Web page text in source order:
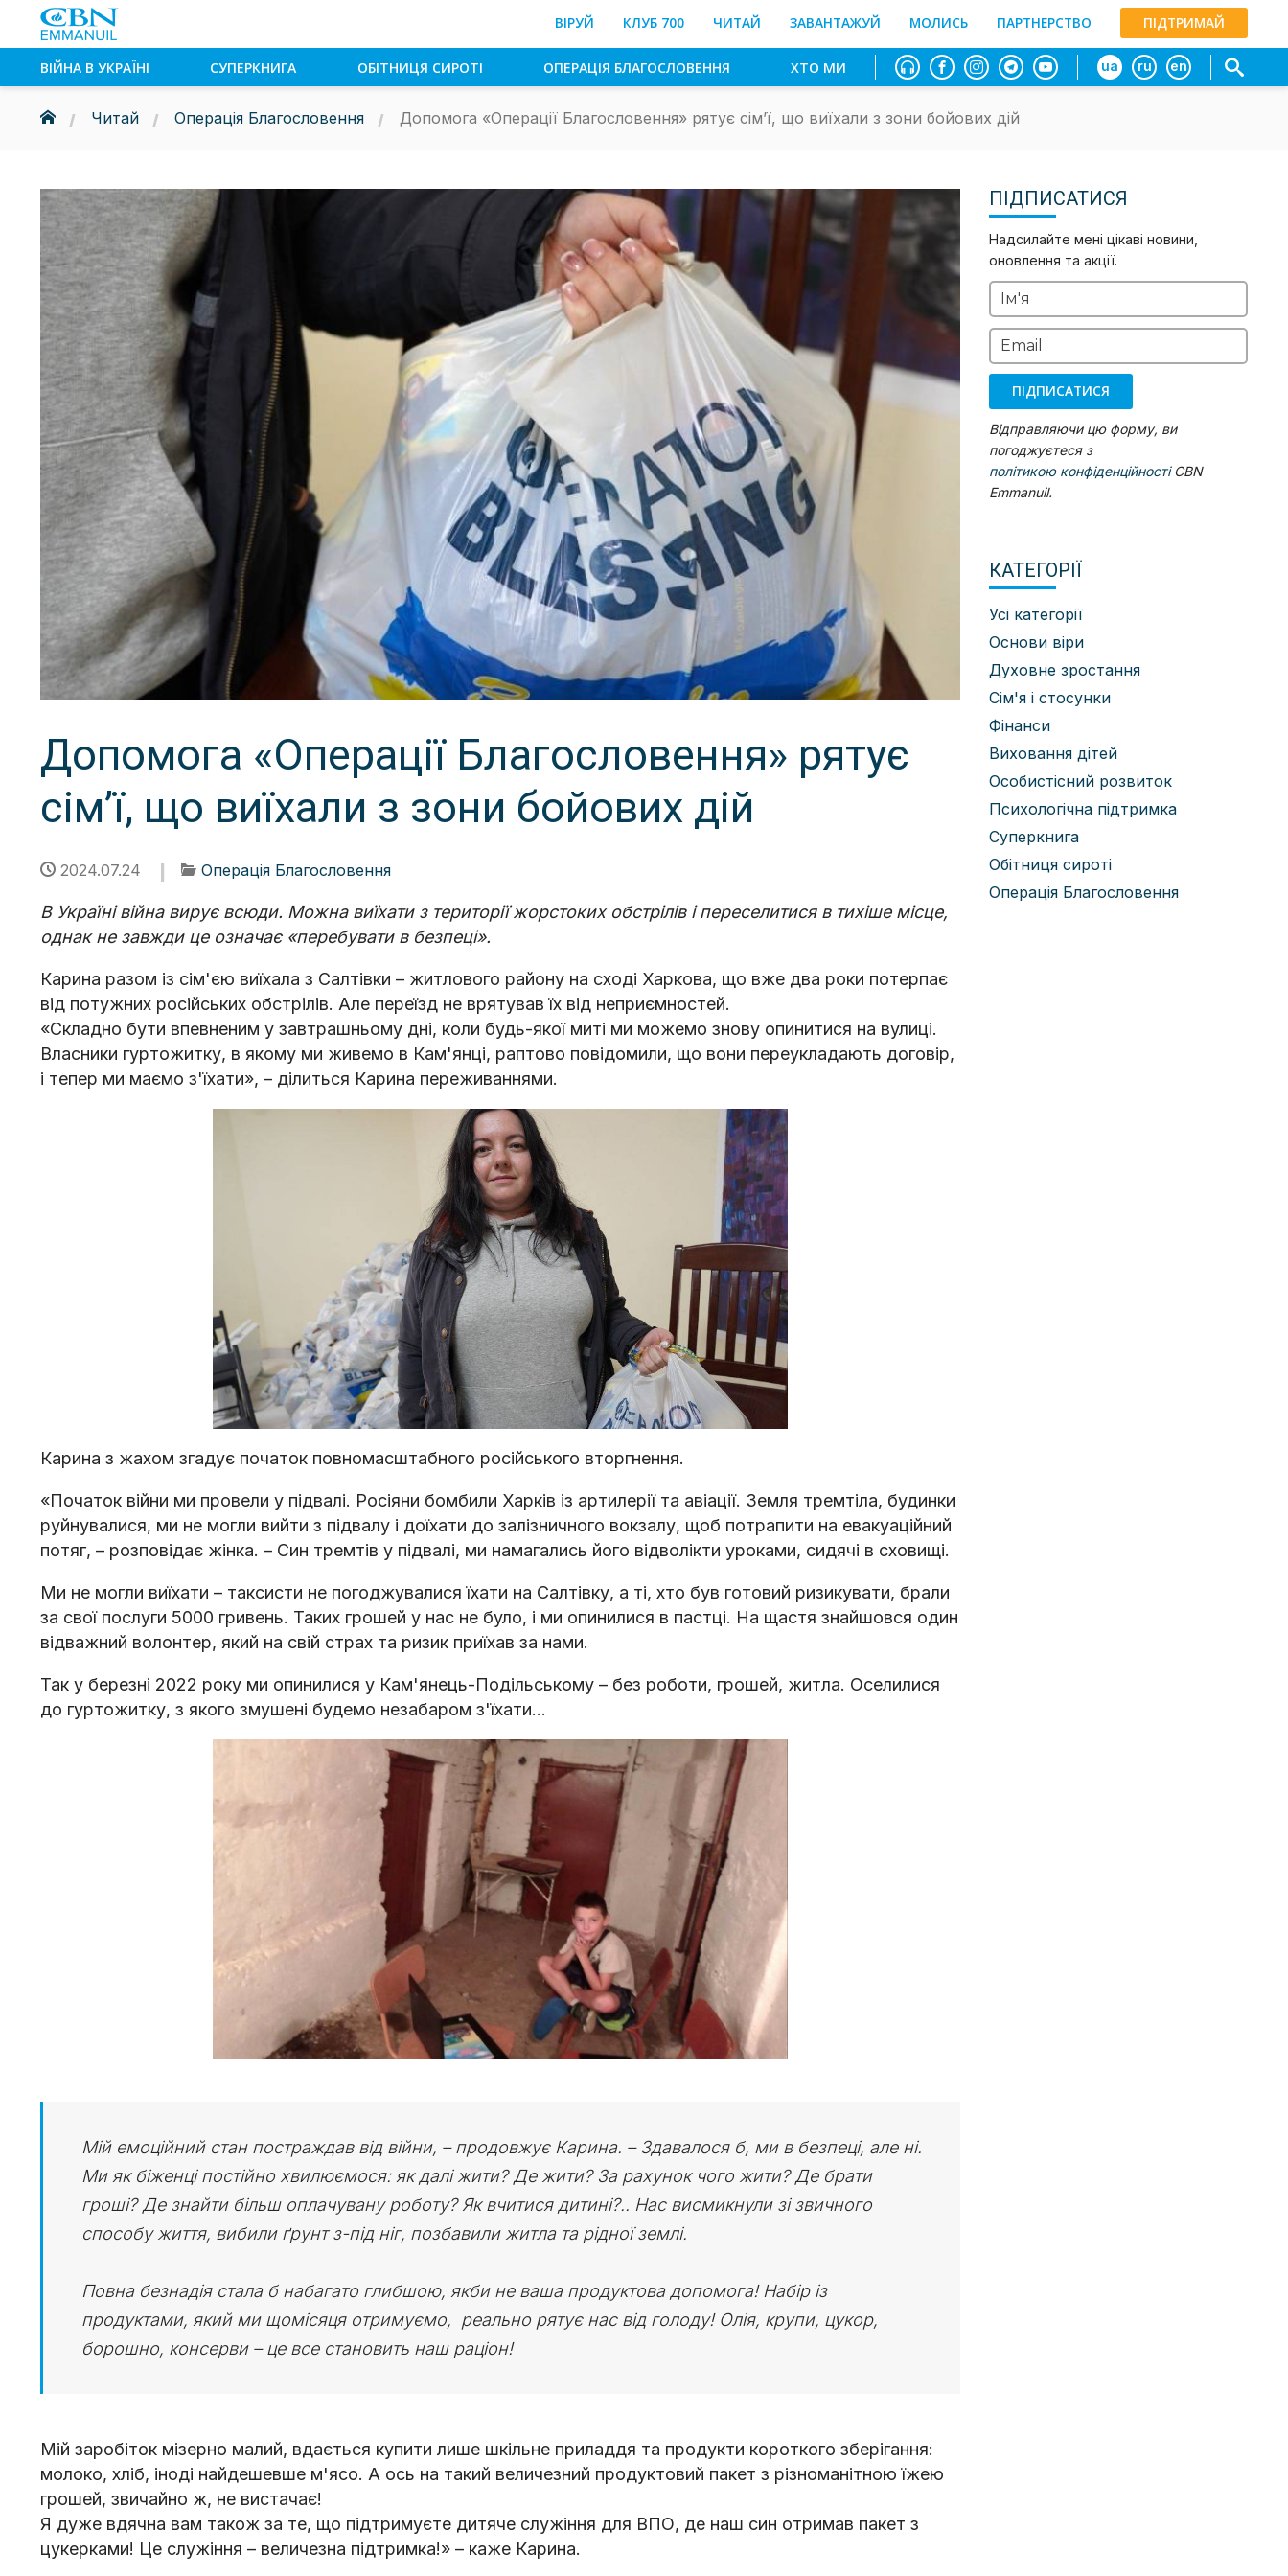
ВІРУЙ КЛУБ 700 ЧИТАЙ ЗАВАНТАЖУЙ МОЛИСЬ ПАРТНЕРСТВО ПІДТРИМАЙ
ВІЙНА В УКРАЇНІ СУПЕРКНИГА ОБІТНИЦЯ СИРОТІ ОПЕРАЦІЯ БЛАГОСЛОВЕННЯ ХТО МИ ua ru en
Читай Операція Благословення Допомога «Операції Благословення» рятує сімʼї, що виїхали з зони бойових дій
Допомога «Операції Благословення» рятує
сімʼї, що виїхали з зони бойових дій
2024.07.24 Операція Благословення
В Україні війна вирує всюди. Можна виїхати з території жорстоких обстрілів і переселитися в тихіше місце,
однак не завжди це означає «перебувати в безпеці».
Карина разом із сім'єю виїхала з Салтівки – житлового району на сході Харкова, що вже два роки потерпає
від потужних російських обстрілів. Але переїзд не врятував їх від неприємностей.
«Складно бути впевненим у завтрашньому дні, коли будь-якої миті ми можемо знову опинитися на вулиці.
Власники гуртожитку, в якому ми живемо в Кам'янці, раптово повідомили, що вони переукладають договір,
і тепер ми маємо з'їхати», – ділиться Карина переживаннями.
Карина з жахом згадує початок повномасштабного російського вторгнення.
«Початок війни ми провели у підвалі. Росіяни бомбили Харків із артилерії та авіації. Земля тремтіла, будинки
руйнувалися, ми не могли вийти з підвалу і доїхати до залізничного вокзалу, щоб потрапити на евакуаційний
потяг, – розповідає жінка. – Син тремтів у підвалі, ми намагались його відволікти уроками, сидячі в сховищі.
Ми не могли виїхати – таксисти не погоджувалися їхати на Салтівку, а ті, хто був готовий ризикувати, брали
за свої послуги 5000 гривень. Таких грошей у нас не було, і ми опинилися в пастці. На щастя знайшовся один
відважний волонтер, який на свій страх та ризик приїхав за нами.
Так у березні 2022 року ми опинилися у Кам'янець-Подільському – без роботи, грошей, житла. Оселилися
до гуртожитку, з якого змушені будемо незабаром з'їхати…
Мій емоційний стан постраждав від війни, – продовжує Карина. – Здавалося б, ми в безпеці, але ні.
Ми як біженці постійно хвилюємося: як далі жити? Де жити? За рахунок чого жити? Де брати
гроші? Де знайти більш оплачувану роботу? Як вчитися дитині?.. Нас висмикнули зі звичного
способу життя, вибили ґрунт з-під ніг, позбавили житла та рідної землі.
Повна безнадія стала б набагато глибшою, якби не ваша продуктова допомога! Набір із
продуктами, який ми щомісяця отримуємо, реально рятує нас від голоду! Олія, крупи, цукор,
борошно, консерви – це все становить наш раціон!
Мій заробіток мізерно малий, вдається купити лише шкільне приладдя та продукти короткого зберігання:
молоко, хліб, іноді найдешевше м'ясо. А ось на такий величезний продуктовий пакет з різноманітною їжею
грошей, звичайно ж, не вистачає!
Я дуже вдячна вам також за те, що підтримуєте дитяче служіння для ВПО, де наш син отримав пакет з
цукерками! Це служіння – величезна підтримка!» – каже Карина.
ПІДПИСАТИСЯ
Надсилайте мені цікаві новини,
оновлення та акції.
Ім'я
Email
ПІДПИСАТИСЯ
Відправляючи цю форму, ви
погоджуєтеся з
політикою конфіденційностіCBN
Emmanuil.
КАТЕГОРІЇ
Усі категорії
Основи віри
Духовне зростання
Сім'я і стосунки
Фінанси
Виховання дітей
Особистісний розвиток
Психологічна підтримка
Суперкнига
Обітниця сироті
Операція Благословення